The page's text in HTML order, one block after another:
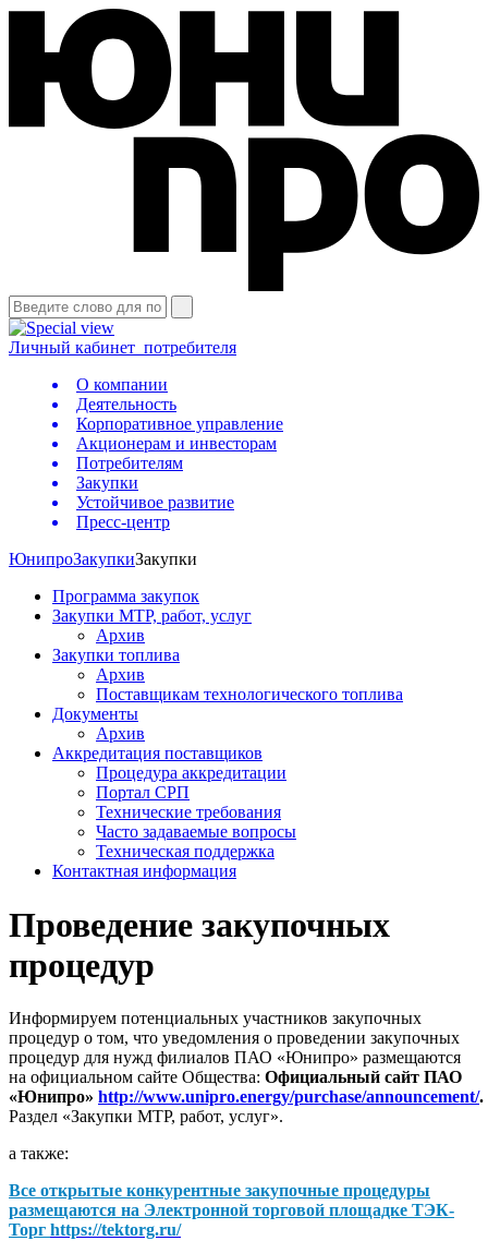
Личный кабинет потребителя
О компании
Деятельность
Корпоративное управление
Акционерам и инвесторам
Потребителям
Закупки
Устойчивое развитие
Пресс-центр
ЮнипроЗакупкиЗакупки
Программа закупок
Закупки МТР, работ, услуг
Архив
Закупки топлива
Архив
Поставщикам технологического топлива
Документы
Архив
Аккредитация поставщиков
Процедура аккредитации
Портал СРП
Технические требования
Часто задаваемые вопросы
Техническая поддержка
Контактная информация
Проведение закупочных
процедур
Информируем потенциальных участников закупочных
процедур о том, что уведомления о проведении закупочных
процедур для нужд филиалов ПАО «Юнипро» размещаются
на официальном сайте Общества: Официальный сайт ПАО
«Юнипро» http://www.unipro.energy/purchase/announcement/.
Раздел «Закупки МТР, работ, услуг».
а также:
Все открытые конкурентные закупочные процедуры
размещаются на Электронной торговой площадке ТЭК-
Торг https://tektorg.ru/